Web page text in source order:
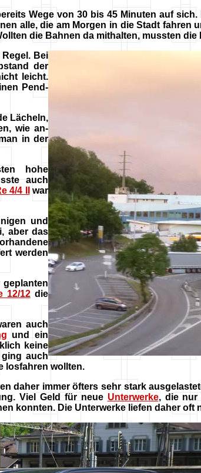
Wege von 30 bis 45 Minuten auf sich.
alle, die am Morgen in die Stadt fahren
die Bahnen da mithalten, mussten
Bei
der
leicht.
Pend-
Lächeln,
wie an-
in der
hohe
auch
4/4 II
war
und
aber das
werden
12/12die
auch
und ein
keine
auch
losfahren wollten.
daher immer öfters sehr stark
Viel Geld für neue Unterwerke, die nur
konnten. Die Unterwerke liefen daher oft